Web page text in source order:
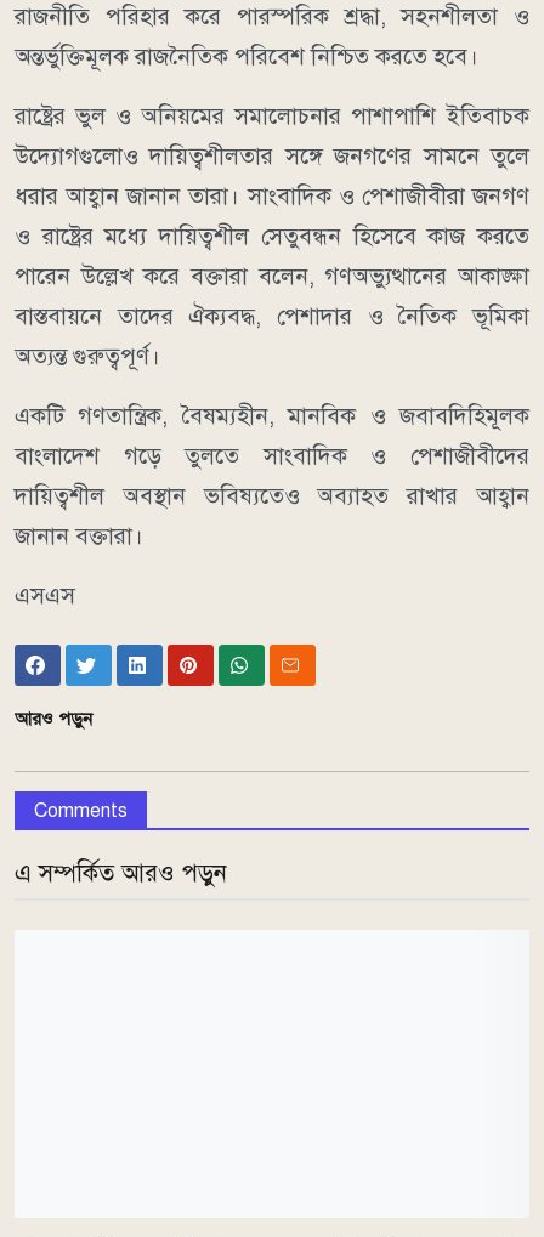
রাজনীতি পরিহার করে পারস্পরিক শ্রদ্ধা, সহনশীলতা ও
অন্তর্ভুক্তিমূলক রাজনৈতিক পরিবেশ নিশ্চিত করতে হবে।
রাষ্ট্রের ভুল ও অনিয়মের সমালোচনার পাশাপাশি ইতিবাচক
উদ্যোগগুলোও দায়িত্বশীলতার সঙ্গে জনগণের সামনে তুলে
ধরার আহ্বান জানান তারা। সাংবাদিক ও পেশাজীবীরা জনগণ
ও রাষ্ট্রের মধ্যে দায়িত্বশীল সেতুবন্ধন হিসেবে কাজ করতে
পারেন উল্লেখ করে বক্তারা বলেন, গণঅভ্যুত্থানের আকাঙ্ক্ষা
বাস্তবায়নে তাদের ঐক্যবদ্ধ, পেশাদার ও নৈতিক ভূমিকা
অত্যন্ত গুরুত্বপূর্ণ।
একটি গণতান্ত্রিক, বৈষম্যহীন, মানবিক ও জবাবদিহিমূলক
বাংলাদেশ গড়ে তুলতে সাংবাদিক ও পেশাজীবীদের
দায়িত্বশীল অবস্থান ভবিষ্যতেও অব্যাহত রাখার আহ্বান
জানান বক্তারা।
এসএস
আরও পড়ুন
Comments
এ সম্পর্কিত আরও পড়ুন